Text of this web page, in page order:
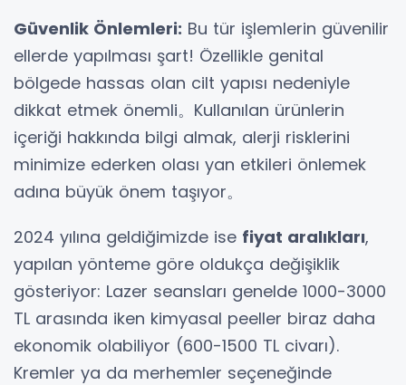
Güvenlik Önlemleri: Bu tür işlemlerin güvenilir
ellerde yapılması şart! Özellikle genital
bölgede hassas olan cilt yapısı nedeniyle
dikkat etmek önemli。Kullanılan ürünlerin
içeriği hakkında bilgi almak, alerji risklerini
minimize ederken olası yan etkileri önlemek
adına büyük önem taşıyor。
2024 yılına geldiğimizde ise fiyat aralıkları,
yapılan yönteme göre oldukça değişiklik
gösteriyor: Lazer seansları genelde 1000-3000
TL arasında iken kimyasal peeller biraz daha
ekonomik olabiliyor (600-1500 TL civarı).
Kremler ya da merhemler seçeneğinde